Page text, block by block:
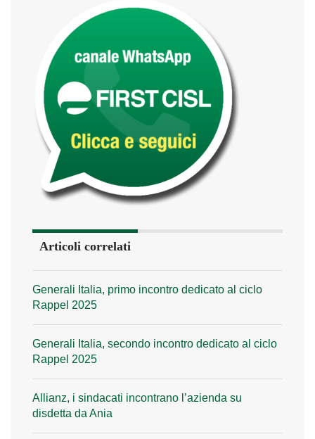
Articoli correlati
Generali Italia, primo incontro dedicato al ciclo
Rappel 2025
Generali Italia, secondo incontro dedicato al ciclo
Rappel 2025
Allianz, i sindacati incontrano l’azienda su
disdetta da Ania